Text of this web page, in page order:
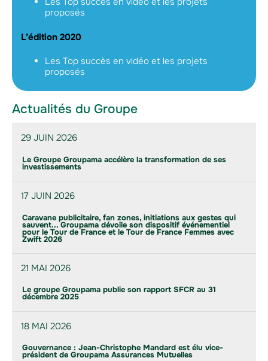
proposés
L’édition 2020
Les Top succès en vidéo et les projets
proposés
Actualités du Groupe
29 JUIN 2026
Le Groupe Groupama accélère la transformation de ses
investissements
17 JUIN 2026
Caravane publicitaire, fan zones, initiations aux gestes qui
sauvent... Groupama dévoile son dispositif événementiel
pour le Tour de France et le Tour de France Femmes avec
Zwift 2026
21 MAI 2026
Le groupe Groupama publie son rapport SFCR au 31
décembre 2025
18 MAI 2026
Gouvernance : Jean-Christophe Mandard est élu vice-
président de Groupama Assurances Mutuelles